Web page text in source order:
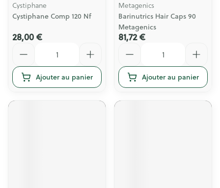
Cystiphane
Cystiphane Comp 120 Nf
28,00 €
Ajouter au panier
Metagenics
Barinutrics Hair Caps 90
Metagenics
81,72 €
Ajouter au panier